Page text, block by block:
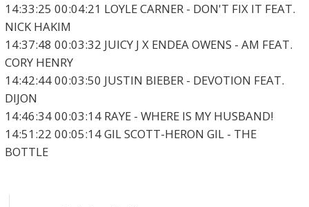
14:33:25 00:04:21 LOYLE CARNER - DON'T FIX IT FEAT.
NICK HAKIM
14:37:48 00:03:32 JUICY J X ENDEA OWENS - AM FEAT.
CORY HENRY
14:42:44 00:03:50 JUSTIN BIEBER - DEVOTION FEAT.
DIJON
14:46:34 00:03:14 RAYE - WHERE IS MY HUSBAND!
14:51:22 00:05:14 GIL SCOTT-HERON GIL - THE
BOTTLE